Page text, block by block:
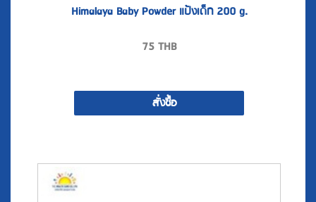
Himalaya Baby Powder แป้งเด็ก 200 g.
75THB
สั่งซื้อ